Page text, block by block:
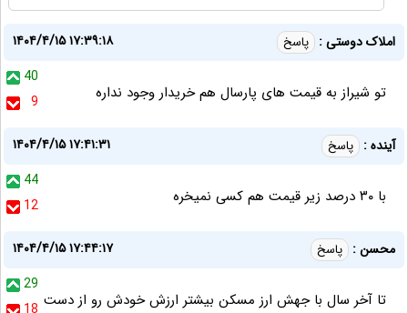
املاک دوستی : پاسخ
۱۴۰۴/۴/۱۵ ۱۷:۳۹:۱۸
40
9
تو شیراز به قیمت های پارسال هم خریدار وجود نداره
آینده : پاسخ
۱۴۰۴/۴/۱۵ ۱۷:۴۱:۳۱
44
12
با ۳۰ درصد زیر قیمت هم کسی نمیخره
محسن : پاسخ
۱۴۰۴/۴/۱۵ ۱۷:۴۴:۱۷
29
تا آخر سال با جهش ارز مسکن بیشتر ارزش خودش رو از دست